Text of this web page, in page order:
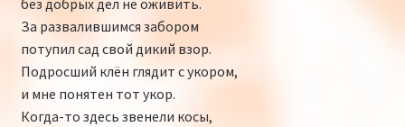
без добрых дел не оживить.
За развалившимся забором
потупил сад свой дикий взор.
Подросший клён глядит с укором,
и мне понятен тот укор.
Когда-то здесь звенели косы,